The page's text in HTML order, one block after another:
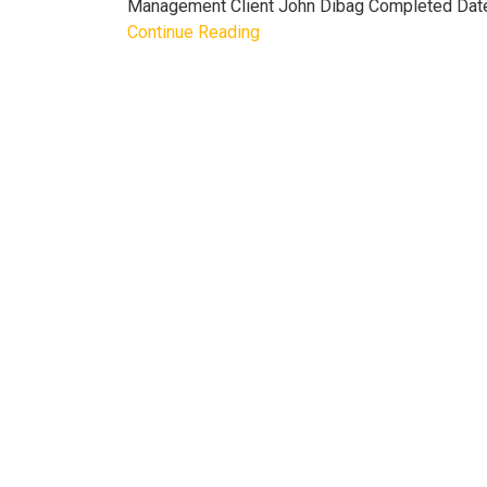
Management Client John Dibag Completed
Continue Reading